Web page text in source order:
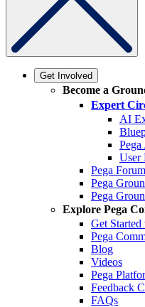
Get Involved
Become a
Expert
AI
User
Pega
Pega
Pega
Explore Pega
Get
Pega
Blog
Videos
Pega
Feedback
FAQs